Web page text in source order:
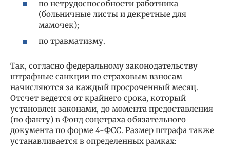
по нетрудоспособности работника
(больничные листы и декретные для
мамочек);
по травматизму.
Так, согласно федеральному законодательству
штрафные санкции по страховым взносам
начисляются за каждый просроченный месяц.
Отсчет ведется от крайнего срока, который
установлен законами, до момента предоставления
(по факту) в Фонд соцстраха обязательного
документа по форме 4-ФСС. Размер штрафа также
устанавливается в определенных рамках: